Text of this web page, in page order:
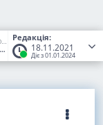
Редакція:
18.11.2021
Діє з 01.01.2024
Про внесення змін до деяких законодавчих актів України щодо реформування сфери паркування транспортних засобів
(Статус: Чинний)